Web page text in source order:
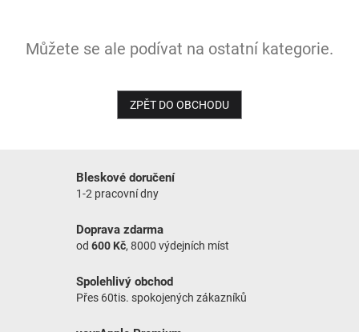
Můžete se ale podívat na ostatní kategorie.
ZPĚT DO OBCHODU
Bleskové doručení
1-2 pracovní dny
Doprava zdarma
od 600 Kč, 8000 výdejních míst
Spolehlivý obchod
Přes 60tis. spokojených zákazníků